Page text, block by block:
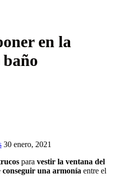
en la
30 enero, 2021
para vestir la ventana del
conseguir una armonía entre el